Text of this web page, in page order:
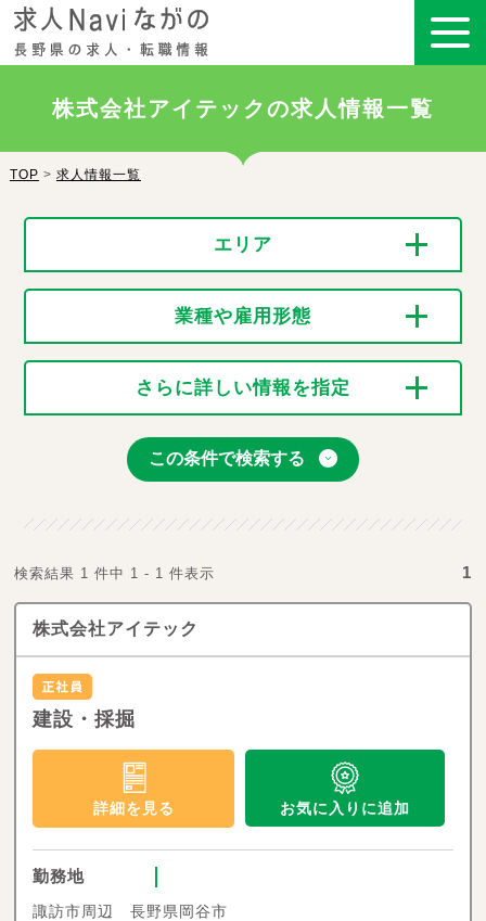
株式会社アイテックの求人情報一覧
TOP > 求人情報一覧
エリア
業種や雇用形態
さらに詳しい情報を指定
この条件で検索する
検索結果 1 件中 1 - 1 件表示 1
株式会社アイテック
建設・採掘
詳細を見る お気に入りに追加
勤務地
諏訪市周辺 長野県岡谷市